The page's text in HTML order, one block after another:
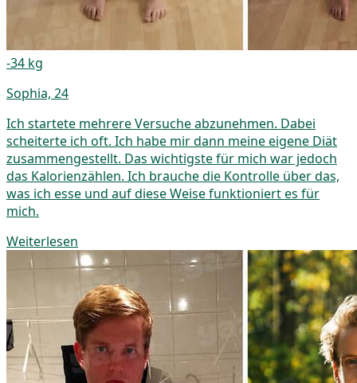
-34 kg
Sophia, 24
Ich startete mehrere Versuche abzunehmen. Dabei
scheiterte ich oft. Ich habe mir dann meine eigene Diät
zusammengestellt. Das wichtigste für mich war jedoch
das Kalorienzählen. Ich brauche die Kontrolle über das,
was ich esse und auf diese Weise funktioniert es für
mich.
Weiterlesen